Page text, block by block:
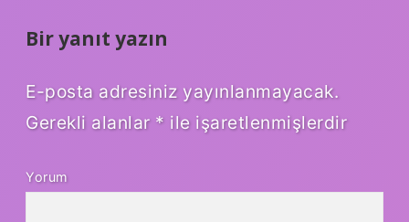
Bir yanıt yazın
E-posta adresiniz yayınlanmayacak.
Gerekli alanlar * ile işaretlenmişlerdir
Yorum